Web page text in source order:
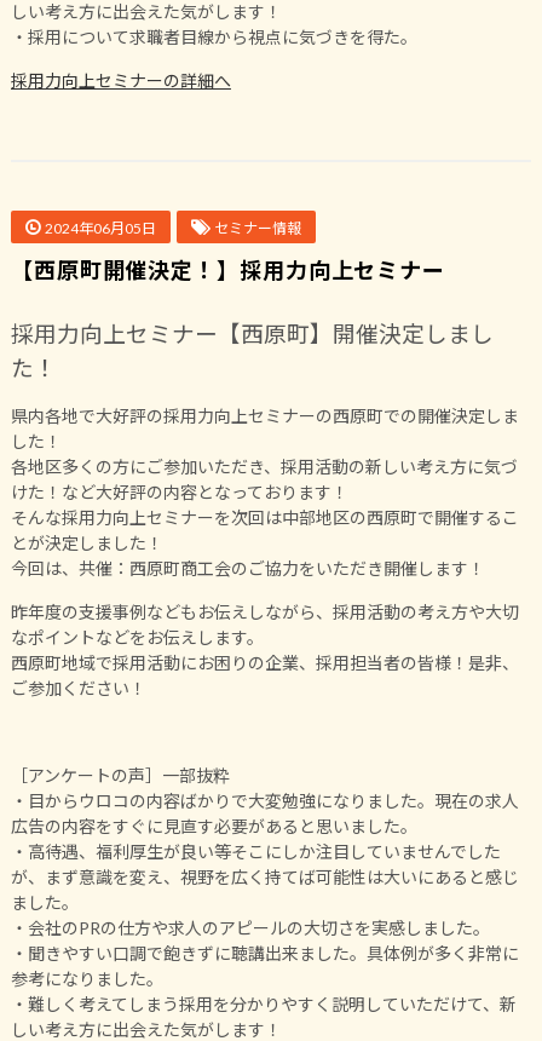
しい考え方に出会えた気がします！
・採用について求職者目線から視点に気づきを得た。
採用力向上セミナーの詳細へ
2024年06月05日 セミナー情報
【西原町開催決定！】採用力向上セミナー
採用力向上セミナー【西原町】開催決定しまし
た！
県内各地で大好評の採用力向上セミナーの西原町での開催決定しま
した！
各地区多くの方にご参加いただき、採用活動の新しい考え方に気づ
けた！など大好評の内容となっております！
そんな採用力向上セミナーを次回は中部地区の西原町で開催するこ
とが決定しました！
今回は、共催：西原町商工会のご協力をいただき開催します！
昨年度の支援事例などもお伝えしながら、採用活動の考え方や大切
なポイントなどをお伝えします。
西原町地域で採用活動にお困りの企業、採用担当者の皆様！是非、
ご参加ください！
［アンケートの声］一部抜粋
・目からウロコの内容ばかりで大変勉強になりました。現在の求人
広告の内容をすぐに見直す必要があると思いました。
・高待遇、福利厚生が良い等そこにしか注目していませんでした
が、まず意識を変え、視野を広く持てば可能性は大いにあると感じ
ました。
・会社のPRの仕方や求人のアピールの大切さを実感しました。
・聞きやすい口調で飽きずに聴講出来ました。具体例が多く非常に
参考になりました。
・難しく考えてしまう採用を分かりやすく説明していただけて、新
しい考え方に出会えた気がします！